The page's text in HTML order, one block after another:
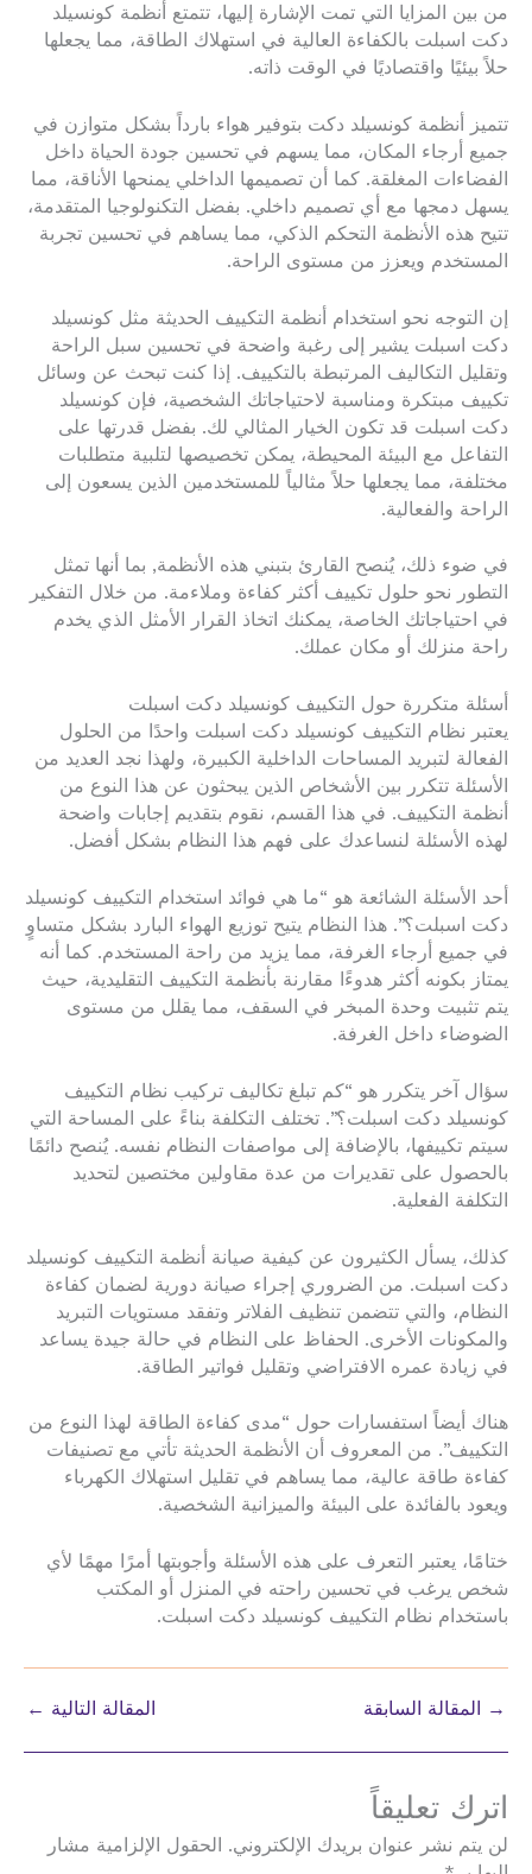
من بين المزايا التي تمت الإشارة إليها، تتمتع أنظمة كونسيلد
دكت اسبلت بالكفاءة العالية في استهلاك الطاقة، مما يجعلها
حلاً بيئيًا واقتصاديًا في الوقت ذاته.
تتميز أنظمة كونسيلد دكت بتوفير هواء بارداً بشكل متوازن في
جميع أرجاء المكان، مما يسهم في تحسين جودة الحياة داخل
الفضاءات المغلقة. كما أن تصميمها الداخلي يمنحها الأناقة، مما
يسهل دمجها مع أي تصميم داخلي. بفضل التكنولوجيا المتقدمة،
تتيح هذه الأنظمة التحكم الذكي، مما يساهم في تحسين تجربة
المستخدم ويعزز من مستوى الراحة.
إن التوجه نحو استخدام أنظمة التكييف الحديثة مثل كونسيلد
دكت اسبلت يشير إلى رغبة واضحة في تحسين سبل الراحة
وتقليل التكاليف المرتبطة بالتكييف. إذا كنت تبحث عن وسائل
تكييف مبتكرة ومناسبة لاحتياجاتك الشخصية، فإن كونسيلد
دكت اسبلت قد تكون الخيار المثالي لك. بفضل قدرتها على
التفاعل مع البيئة المحيطة، يمكن تخصيصها لتلبية متطلبات
مختلفة، مما يجعلها حلاً مثالياً للمستخدمين الذين يسعون إلى
الراحة والفعالية.
في ضوء ذلك، يُنصح القارئ بتبني هذه الأنظمة, بما أنها تمثل
التطور نحو حلول تكييف أكثر كفاءة وملاءمة. من خلال التفكير
في احتياجاتك الخاصة، يمكنك اتخاذ القرار الأمثل الذي يخدم
راحة منزلك أو مكان عملك.
أسئلة متكررة حول التكييف كونسيلد دكت اسبلت
يعتبر نظام التكييف كونسيلد دكت اسبلت واحدًا من الحلول
الفعالة لتبريد المساحات الداخلية الكبيرة، ولهذا نجد العديد من
الأسئلة تتكرر بين الأشخاص الذين يبحثون عن هذا النوع من
أنظمة التكييف. في هذا القسم، نقوم بتقديم إجابات واضحة
لهذه الأسئلة لنساعدك على فهم هذا النظام بشكل أفضل.
أحد الأسئلة الشائعة هو “ما هي فوائد استخدام التكييف كونسيلد
دكت اسبلت؟”. هذا النظام يتيح توزيع الهواء البارد بشكل متساوٍ
في جميع أرجاء الغرفة، مما يزيد من راحة المستخدم. كما أنه
يمتاز بكونه أكثر هدوءًا مقارنة بأنظمة التكييف التقليدية، حيث
يتم تثبيت وحدة المبخر في السقف، مما يقلل من مستوى
الضوضاء داخل الغرفة.
سؤال آخر يتكرر هو “كم تبلغ تكاليف تركيب نظام التكييف
كونسيلد دكت اسبلت؟”. تختلف التكلفة بناءً على المساحة التي
سيتم تكييفها، بالإضافة إلى مواصفات النظام نفسه. يُنصح دائمًا
بالحصول على تقديرات من عدة مقاولين مختصين لتحديد
التكلفة الفعلية.
كذلك، يسأل الكثيرون عن كيفية صيانة أنظمة التكييف كونسيلد
دكت اسبلت. من الضروري إجراء صيانة دورية لضمان كفاءة
النظام، والتي تتضمن تنظيف الفلاتر وتفقد مستويات التبريد
والمكونات الأخرى. الحفاظ على النظام في حالة جيدة يساعد
في زيادة عمره الافتراضي وتقليل فواتير الطاقة.
هناك أيضاً استفسارات حول “مدى كفاءة الطاقة لهذا النوع من
التكييف”. من المعروف أن الأنظمة الحديثة تأتي مع تصنيفات
كفاءة طاقة عالية، مما يساهم في تقليل استهلاك الكهرباء
ويعود بالفائدة على البيئة والميزانية الشخصية.
ختامًا، يعتبر التعرف على هذه الأسئلة وأجوبتها أمرًا مهمًا لأي
شخص يرغب في تحسين راحته في المنزل أو المكتب
باستخدام نظام التكييف كونسيلد دكت اسبلت.
→ المقالة السابقة المقالة التالية ←
اترك تعليقاً
لن يتم نشر عنوان بريدك الإلكتروني.
الحقول الإلزامية مشار